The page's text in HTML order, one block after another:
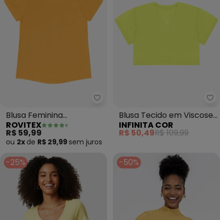
Rovitex - Blusa Feminina
Blusa Feminina
Viscotorcion com Bolso
(Amarelo)
ROVITEX
R$ 59,99
ou 2x de R$ 29,99 sem juros
Blusa Tecido em Viscose
Infinita Cor (Amarelo)
INFINITA COR
R$ 50,49R$ 109,99
-25% -50%